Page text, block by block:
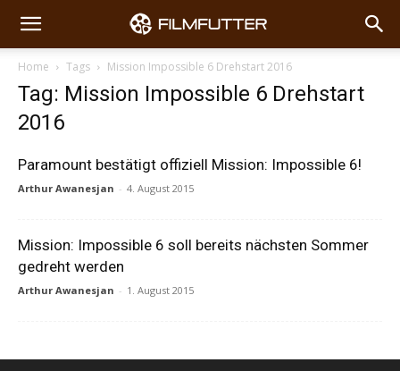
Home Tags Mission Impossible 6 Drehstart 2016
Tag: Mission Impossible 6 Drehstart
2016
Paramount bestätigt offiziell Mission: Impossible 6!
Arthur Awanesjan - 4. August 2015
Mission: Impossible 6 soll bereits nächsten Sommer
gedreht werden
Arthur Awanesjan - 1. August 2015